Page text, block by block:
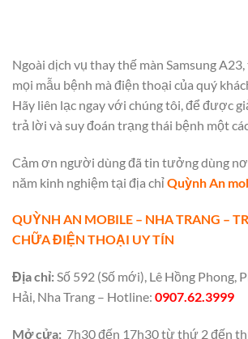
Ngoài dịch vụ thay thế màn Samsung
mọi mẫu bệnh mà điện thoại của quý
Hãy liên lạc ngay với chúng tôi, để được
trả lời và suy đoán trạng thái bệnh một
Cảm ơn người dùng đã tin tưởng dùng
năm kinh nghiệm tại địa chỉQuỳnh An
QUỲNH AN MOBILE – NHA TRANG –
CHỮA ĐIỆN THOẠI UY TÍN
Địa chỉ:Số 592 (Số mới), Lê Hồng Phong,
Hải, Nha Trang – Hotline: 0907.62.3999
Mở cửa: 7h30 đến 17h30 từ thứ 2 đến